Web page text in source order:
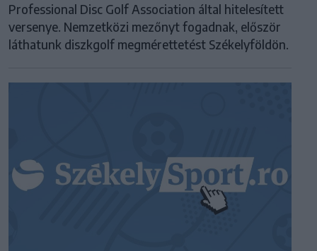
Professional Disc Golf Association által hitelesített
versenye. Nemzetközi mezőnyt fogadnak, először
láthatunk diszkgolf megmérettetést Székelyföldön.